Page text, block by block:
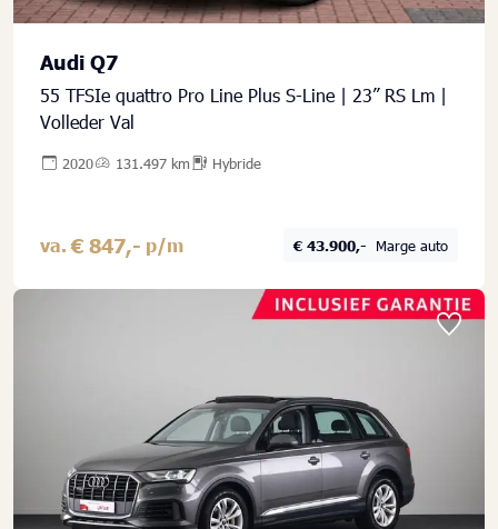
Audi Q7
55 TFSIe quattro Pro Line Plus S-Line | 23” RS Lm |
Volleder Val
2020 131.497 km Hybride
va. € 847,- p/m € 43.900,- Marge auto